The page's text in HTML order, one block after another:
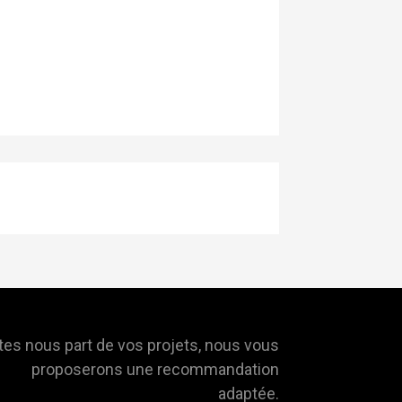
nous part de vos projets, nous vous
proposerons une recommandation
adaptée.